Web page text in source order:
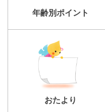
年齢別ポイント
おたより